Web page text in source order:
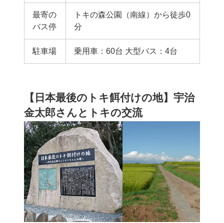
最寄の
バス停
トキの森公園（南線）から徒歩0
分
駐車場 乗用車：60台 大型バス：4台
【日本最後のトキ餌付けの地】宇治
金太郎さんとトキの交流